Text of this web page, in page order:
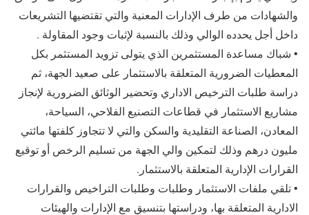
والشهادات من طرف الإدارات المعنية والتي تقتضيها التشريعات
داخل أجل يحدده الوالي وذلك بالنسبة لإثبات وجود المقاولة .
• شباك مساعدة المستثمرين الذي يتولى تزويد المستثمر بكل
المعطيات الضرورية المتعلقة بالاستثمار على صعيد الجهة، ثم
دراسة طلبات الترخيص الاداري وتحضير الوثائق الضرورية لإنجاز
مشاريع الاستثمار في قطاعات التصنيع الفلاحي، السياحة،
المعادن، الصناعة التقليدية والسكن والتي لا تتجاوز كلفتها مائتي
مليون درهم وذلك لتمكين والي الجهة من تسليم الرخص أو توقيع
القرارات الإدارية المتعلقة بالاستثمار.
• تلقي ملفات الاستثمار وطلبات وطلبات التراخيص والقرارات
الادارية المتعلقة بها، ودراستها بتنسيق مع الإدارات والهيئات